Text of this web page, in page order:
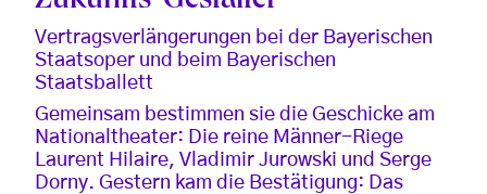
Vertragsverlängerungen bei der Bayerischen
Staatsoper und beim Bayerischen
Staatsballett
Gemeinsam bestimmen sie die Geschicke am
Nationaltheater: Die reine Männer-Riege
Laurent Hilaire, Vladimir Jurowski und Serge
Dorny. Gestern kam die Bestätigung: Das